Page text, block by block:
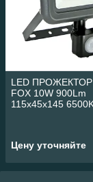
LED ПРОЖЕКТОР
FOX 10W 900Lm
115x45x145
Цену уточняйте